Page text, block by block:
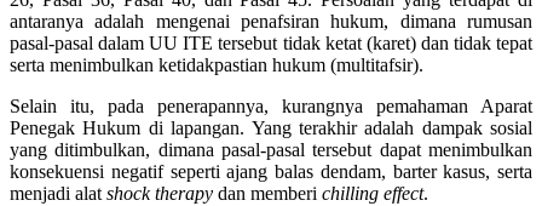
antaranya adalah mengenai penafsiran hukum, dimana rumusan
pasal-pasal dalam UU ITE tersebut tidak ketat (karet) dan tidak tepat
serta menimbulkan ketidakpastian hukum (multitafsir).
Selain itu, pada penerapannya, kurangnya pemahaman Aparat
Penegak Hukum di lapangan. Yang terakhir adalah dampak sosial
yang ditimbulkan, dimana pasal-pasal tersebut dapat menimbulkan
konsekuensi negatif seperti ajang balas dendam, barter kasus, serta
menjadi alatshock therapy dan memberi chilling effect.